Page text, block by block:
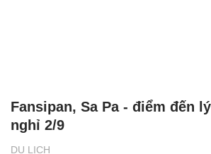
DU LỊCH
Fansipan, Sa Pa - điểm đến
nghỉ 2/9